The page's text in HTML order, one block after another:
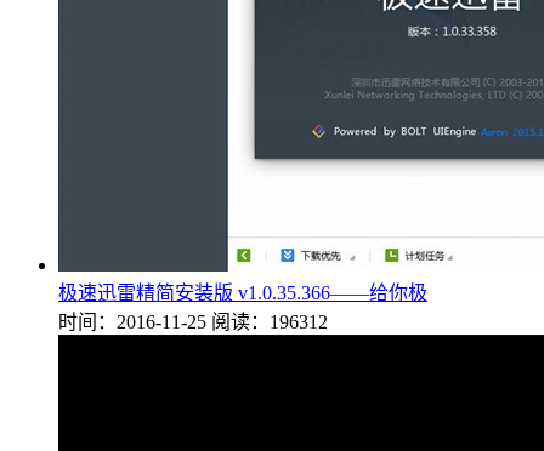
极速迅雷精简安装版 v1.0.35.366——给你极
时间：2016-11-25 阅读：196312